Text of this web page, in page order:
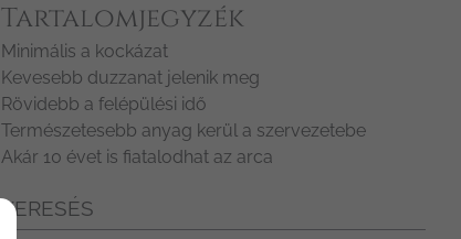
Tartalomjegyzék
Minimális a kockázat
Kevesebb duzzanat jelenik meg
Rövidebb a felépülési idő
Természetesebb anyag kerül a szervezetebe
Akár 10 évet is fiatalodhat az arca
KERESÉS